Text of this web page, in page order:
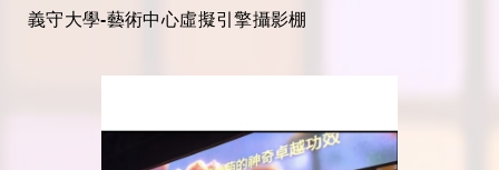
義守大學-藝術中心虛擬引擎攝影棚